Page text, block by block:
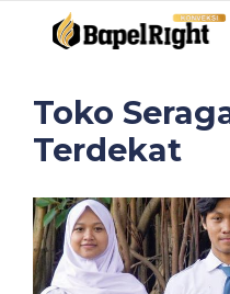
Toko
Terdekat